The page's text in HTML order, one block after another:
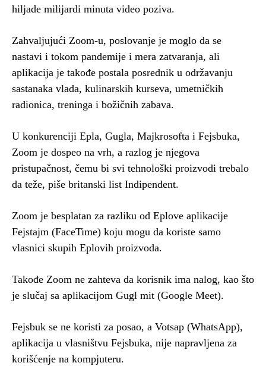
hiljade milijardi minuta video poziva.
Zahvaljujući Zoom-u, poslovanje je moglo da se
nastavi i tokom pandemije i mera zatvaranja, ali
aplikacija je takođe postala posrednik u održavanju
sastanaka vlada, kulinarskih kurseva, umetničkih
radionica, treninga i božičnih zabava.
U konkurenciji Epla, Gugla, Majkrosofta i Fejsbuka,
Zoom je dospeo na vrh, a razlog je njegova
pristupačnost, čemu bi svi tehnološki proizvodi trebalo
da teže, piše britanski list Indipendent.
Zoom je besplatan za razliku od Eplove aplikacije
Fejstajm (FaceTime) koju mogu da koriste samo
vlasnici skupih Eplovih proizvoda.
Takođe Zoom ne zahteva da korisnik ima nalog, kao što
je slučaj sa aplikacijom Gugl mit (Google Meet).
Fejsbuk se ne koristi za posao, a Votsap (WhatsApp),
aplikacija u vlasništvu Fejsbuka, nije napravljena za
korišćenje na kompjuteru.